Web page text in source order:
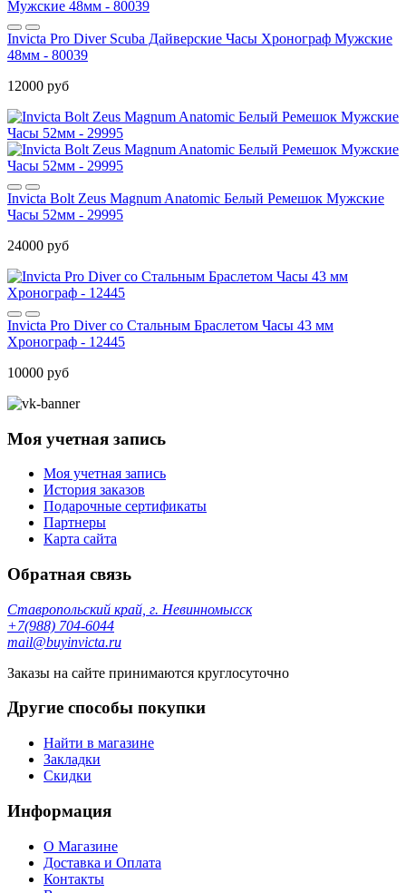
Invicta Pro Diver Scuba Дайверские Часы Хронограф Мужские
48мм - 80039
12000 руб
Invicta Bolt Zeus Magnum Anatomic Белый Ремешок Мужские
Часы 52мм - 29995
24000 руб
Invicta Pro Diver со Стальным Браслетом Часы 43 мм
Хронограф - 12445
10000 руб
Моя учетная запись
Моя учетная запись
История заказов
Подарочные сертификаты
Партнеры
Карта сайта
Обратная связь
Ставропольский край, г. Невинномысск
+7(988) 704-6044
mail@buyinvicta.ru
Заказы на сайте принимаются круглосуточно
Другие способы покупки
Найти в магазине
Закладки
Скидки
Информация
О Магазине
Доставка и Оплата
Контакты